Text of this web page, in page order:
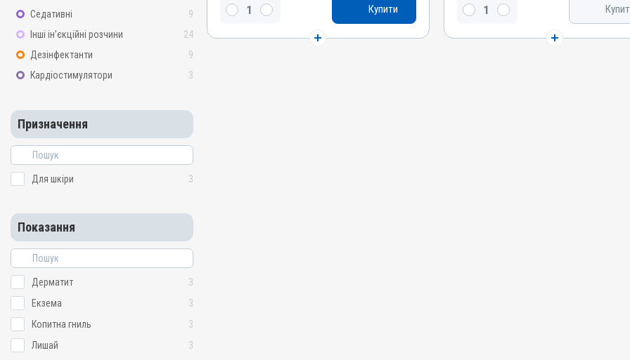
Седативні
9
Інші ін’єкційні розчини
24
Дезінфектанти
9
Кардіостимулятори
3
Призначення
Для шкіри 3
Показання
Дерматит
3
Екзема
3
Копитна гниль
3
Лишай
3
Діючи речовини
Скипидар живичний, Окис цинку, Саліцилова
кислота, Лізол, Дьоготь березовий, Сірка
Купити
Діючи речовини
Окис цинку, Саліцилова кислота, Лізол,
Дьоготь березовий, Сірка, Скипидар живичний